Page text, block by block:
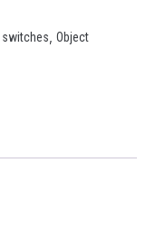
switches Object